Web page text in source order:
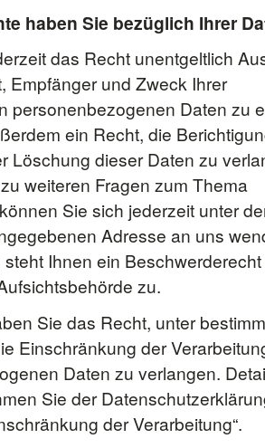
haben Sie bezüglich Ihrer
das Recht unentgeltlich
Empfänger und Zweck Ihrer
personenbezogenen Daten zu
ein Recht, die
Löschung dieser Daten zu
weiteren Fragen zum Thema
Sie sich jederzeit unter
Adresse an uns
steht Ihnen ein
zu.
Sie das Recht, unter
Einschränkung der
Daten zu verlangen.
Sie der
der Verarbeitung“.